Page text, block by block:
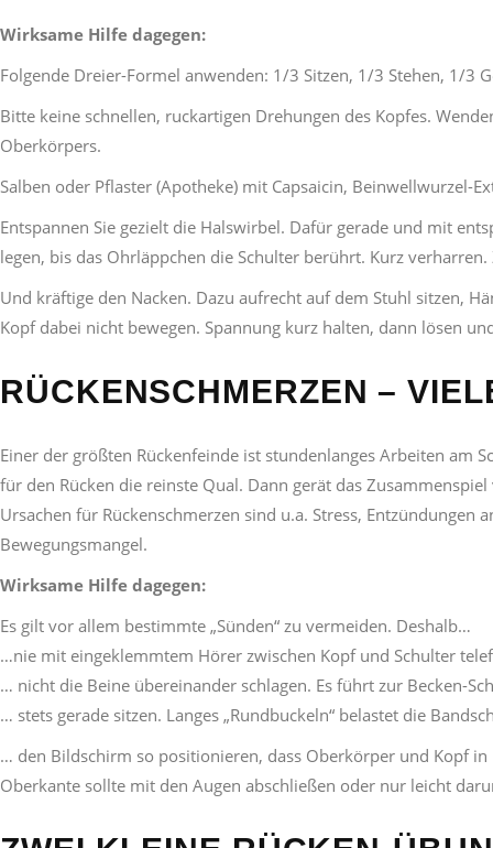
Wirksame Hilfe dagegen:
Folgende Dreier-Formel anwenden: 1/3 Sitzen, 1/3 Stehen, 1/3
Bitte keine schnellen, ruckartigen Drehungen des Kopfes.
Oberkörpers.
Salben oder Pflaster (Apotheke) mit Capsaicin, Beinwellwurzel-
Entspannen Sie gezielt die Halswirbel. Dafür gerade und mit
legen, bis das Ohrläppchen die Schulter berührt. Kurz
Und kräftige den Nacken. Dazu aufrecht auf dem Stuhl sitzen,
Kopf dabei nicht bewegen. Spannung kurz halten, dann lösen
RÜCKENSCHMERZEN –
Einer der größten Rückenfeinde ist stundenlanges Arbeiten am
für den Rücken die reinste Qual. Dann gerät das
Ursachen für Rückenschmerzen sind u.a. Stress,
Bewegungsmangel.
Wirksame Hilfe dagegen:
Es gilt vor allem bestimmte „Sünden“ zu vermeiden. Deshalb…
…nie mit eingeklemmtem Hörer zwischen Kopf und Schulter
… nicht die Beine übereinander schlagen. Es führt zur Becken-
… stets gerade sitzen. Langes „Rundbuckeln“ belastet die
… den Bildschirm so positionieren, dass Oberkörper und Kopf
Oberkante sollte mit den Augen abschließen oder nur leicht